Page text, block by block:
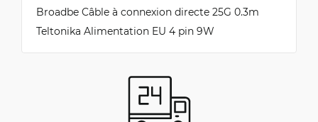
Broadbe Câble à connexion directe 25G 0.3m
Teltonika Alimentation EU 4 pin 9W